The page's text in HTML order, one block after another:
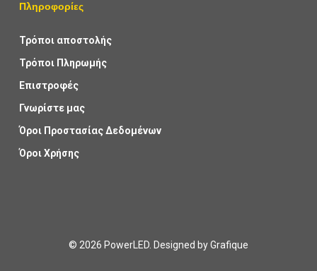
Πληροφορίες
Τρόποι αποστολής
Τρόποι Πληρωμής
Επιστροφές
Γνωρίστε μας
Όροι Προστασίας Δεδομένων
Όροι Χρήσης
© 2026 PowerLED. Designed byGrafique